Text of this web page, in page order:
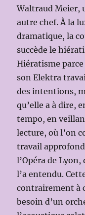
Waltraud Meier,
autre chef. À la
dramatique, la
succède le
Hiératisme
son Elektra
des intentions,
qu’elle a à dire,
tempo, en
lecture, où l’on
travail
l’Opéra de
l’a entendu.
contrairement à
besoin d’un